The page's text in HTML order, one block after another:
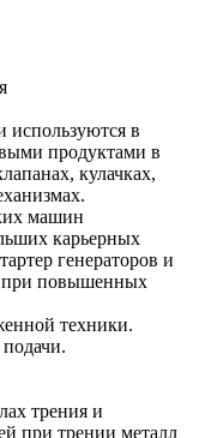
в
продуктами в
кулачках,
машин
карьерных
генераторов и
при повышенных
техники.
трения и
при трении металл